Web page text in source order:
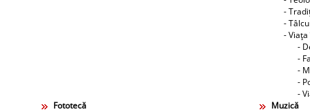
-
-
-
-
-
-
-
-
Fototecă
Muzică